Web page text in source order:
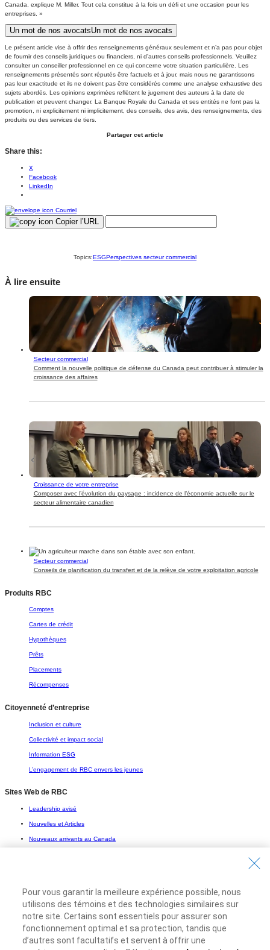
Canada, explique M. Miller. Tout cela constitue à la fois un défi et une occasion pour les
entreprises. »
Un mot de nos avocatsUn mot de nos avocats
Le présent article vise à offrir des renseignements généraux seulement et n’a pas pour objet
de fournir des conseils juridiques ou financiers, ni d’autres conseils professionnels. Veuillez
consulter un conseiller professionnel en ce qui concerne votre situation particulière. Les
renseignements présentés sont réputés être factuels et à jour, mais nous ne garantissons
pas leur exactitude et ils ne doivent pas être considérés comme une analyse exhaustive des
sujets abordés. Les opinions exprimées reflètent le jugement des auteurs à la date de
publication et peuvent changer. La Banque Royale du Canada et ses entités ne font pas la
promotion, ni explicitement ni implicitement, des conseils, des avis, des renseignements, des
produits ou des services de tiers.
Partager cet article
Share this:
X
Facebook
LinkedIn
Courriel
Copier l’URL
Topics:ESGPerspectives secteur commercial
À lire ensuite
Secteur commercial
Comment la nouvelle politique de défense du Canada peut contribuer à stimuler la
croissance des affaires
Croissance de votre entreprise
Composer avec l’évolution du paysage : incidence de l’économie actuelle sur le
secteur alimentaire canadien
Secteur commercial
Conseils de planification du transfert et de la relève de votre exploitation agricole
Produits RBC
Comptes
Cartes de crédit
Hypothèques
Prêts
Placements
Récompenses
Citoyenneté d’entreprise
Inclusion et culture
Collectivité et impact social
Information ESG
L’engagement de RBC envers les jeunes
Sites Web de RBC
Leadership avisé
Nouvelles et Articles
Nouveaux arrivants au Canada
Entrez en contact avec nous
Nous joindre
Trouvez une succursale ou un GAB
Prendre un rendez-vous
Pour vous garantir la meilleure expérience possible, nous
utilisons des témoins et des technologies similaires sur
notre site. Certains sont essentiels pour assurer son
fonctionnement optimal et sa protection, tandis que
d’autres sont facultatifs et servent à offrir une